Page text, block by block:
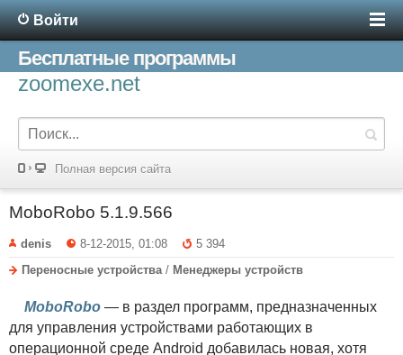
Войти
Бесплатные программы
zoomexe.net
Полная версия сайта
MoboRobo 5.1.9.566
denis 8-12-2015, 01:08
5 394
Переносные устройства / Менеджеры устройств
MoboRobo — в раздел программ, предназначенных
для управления устройствами работающих в
операционной среде Android добавилась новая, хотя